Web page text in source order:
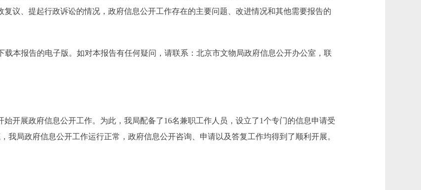
议、提起行政诉讼的情况，政府信息公开工作存在的主要问题、改进情况和其他需要报告的
本报告的电子版。如对本报告有任何疑问，请联系：北京市文物局政府信息公开办公室，联
开展政府信息公开工作。为此，我局配备了16名兼职工作人员，设立了1个专门的信息申请受
我局政府信息公开工作运行正常，政府信息公开咨询、申请以及答复工作均得到了顺利开展。